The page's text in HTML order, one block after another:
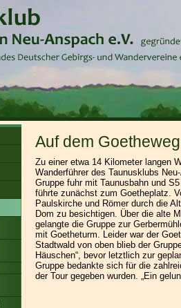
Auf dem
Zu einer etwa 14 Kilometer langen
Wanderführer des Taunusklubs
Gruppe fuhr mit Taunusbahn und
führte zunächst zum Goetheplatz.
Paulskirche und Römer durch die
Dom zu besichtigen. Über die alte
gelangte die Gruppe zur
mit Goetheturm. Leider war der
Stadtwald von oben blieb der
Häuschen“, bevor letztlich zur
Gruppe bedankte sich für die
der Tour gegeben wurden. „Ein